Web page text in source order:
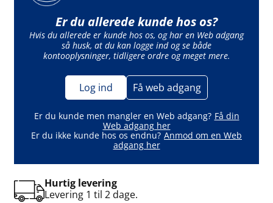
Er du allerede kunde hos os?
Hvis du allerede er kunde hos os, og har en Web adgang
så husk, at du kan logge ind og se både
kontooplysninger, tidligere ordre og meget mere.
Log ind Få web adgang
Er du kunde men mangler en Web adgang? Få din
Web adgang her
Er du ikke kunde hos os endnu? Anmod om en Web
adgang her
Hurtig levering
Levering 1 til 2 dage.